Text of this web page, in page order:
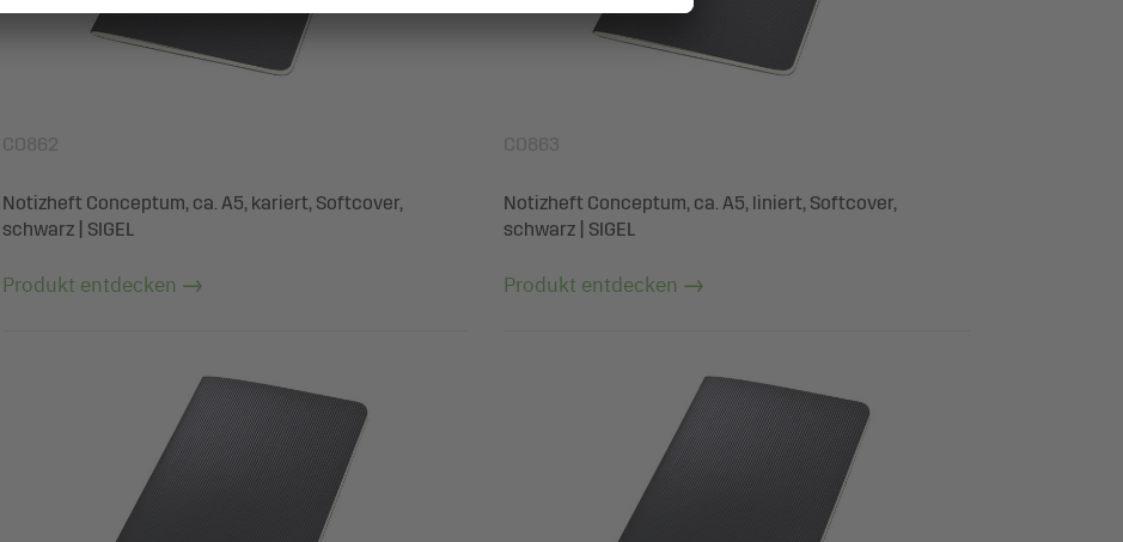
CO862
Notizheft Conceptum, ca. A5, kariert, Softcover,
schwarz | SIGEL
Produkt entdecken
CO863
Notizheft Conceptum, ca. A5, liniert, Softcover,
schwarz | SIGEL
Produkt entdecken